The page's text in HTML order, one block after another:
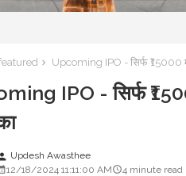
Upcoming IPO - सिर्फ ₹15000 में
IPO - सिर्फ
Updesh Awasthee
12/18/2024 11:11:00 AM
4 minute read